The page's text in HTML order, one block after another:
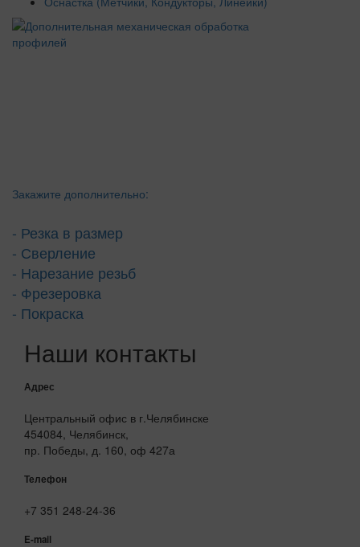
Закажите дополнительно:
- Резка в размер
- Сверление
- Нарезание резьб
- Фрезеровка
- Покраска
Наши контакты
Адрес
Центральный офис в г.Челябинске
454084, Челябинск,
пр. Победы, д. 160, оф 427а
Телефон
+7 351 248-24-36
E-mail